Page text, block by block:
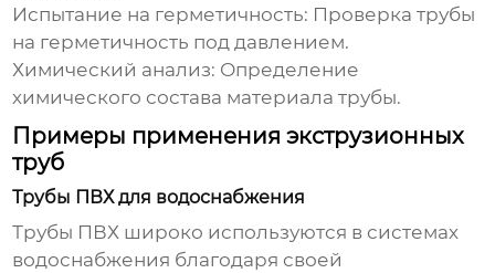
Испытание на герметичность: Проверка трубы
на герметичность под давлением.
Химический анализ: Определение
химического состава материала трубы.
Примеры применения экструзионных
труб
Трубы ПВХ для водоснабжения
Трубы ПВХ широко используются в системах
водоснабжения благодаря своей